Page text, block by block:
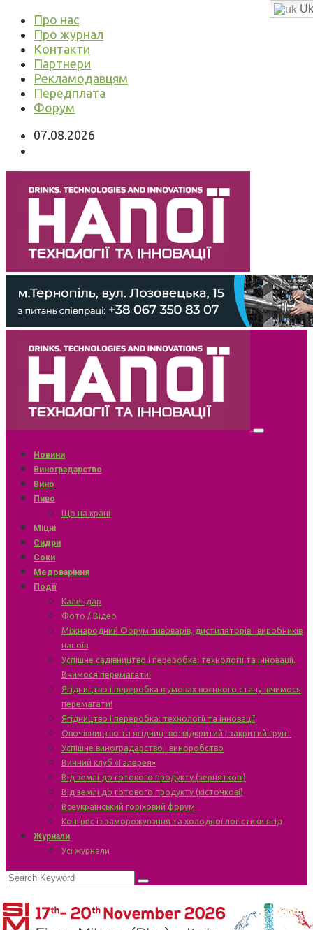
Про нас
Про журнал
Контакти
Партнери
Рекламодавцям
Передплата
Форум
07.08.2026
Новини
Виноградарство
Вино
Пиво
Що на крані
Міцні
Сидри
Соки
Медоваріння
Події
Календар
Фото / Відео
Міжнародний Форум пивоварів, дистиляторів і виробників
напоїв
Успішне садівництво і переробка: технології та інновації.
Вчимося перемагати!
Ягідництво і переробка в умовах воєнного стану: вчимося
перемагати!
Ягідництво і переробка: технології та інновації
Овочівництво та ягідництво: відкритий і закритий ґрунт
Успішне виноградарство і виноробство
Винний клуб «Галерея»
Від землі до готового продукту (зерняткові)
Від землі до готового продукту (кісточкові)
Всеукраїнський горіховий форум
Конгрес із заморожування та холодної логістики ягід
Журнали
Усі журнали